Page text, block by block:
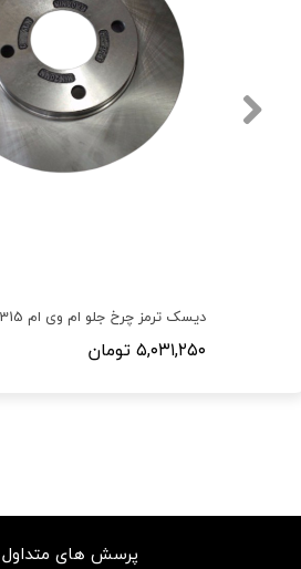
دیسک ترمز چرخ جلو ام وی ام 315
۵,۰۳۱,۲۵۰ تومان
پرسش های متداول